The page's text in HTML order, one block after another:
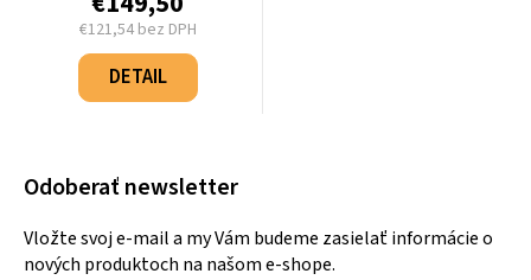
€121,54 bez DPH
Jednotková
cena:
DETAIL
Odoberať newsletter
Vložte svoj e-mail a my Vám budeme zasielať informácie o
nových produktoch na našom e-shope.